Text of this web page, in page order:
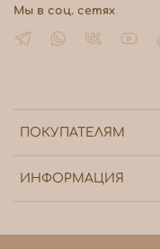
ПОКУПАТЕЛЯМ
ИНФОРМАЦИЯ
Мы в соц. сетях